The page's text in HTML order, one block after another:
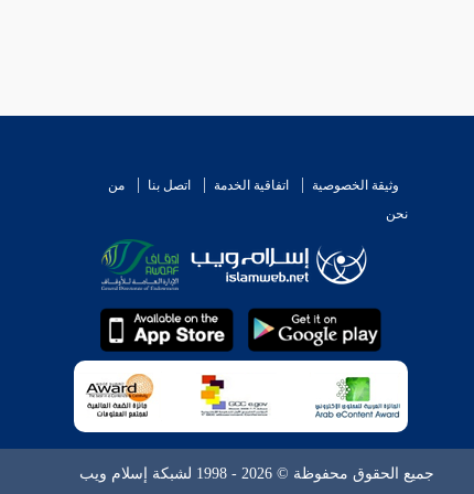
وثيقة الخصوصية اتفاقية الخدمة اتصل بنا
من
نحن
جميع الحقوق محفوظة © 2026 - 1998 لشبكة إسلام ويب